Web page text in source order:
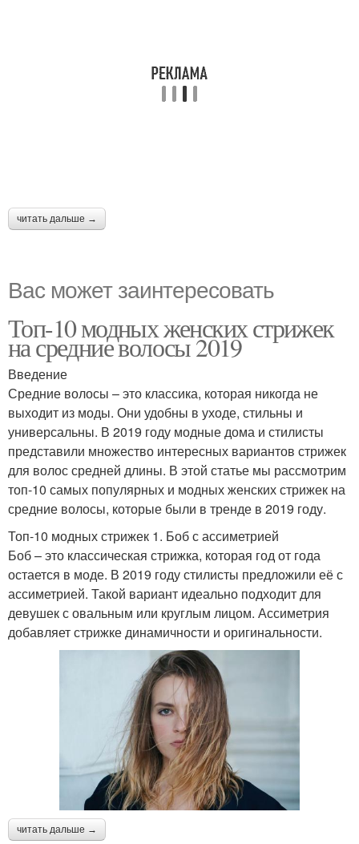
читать дальше →
Вас может заинтересовать
Топ-10 модных женских стрижек
на средние волосы 2019
Введение
Средние волосы – это классика, которая никогда не
выходит из моды. Они удобны в уходе, стильны и
универсальны. В 2019 году модные дома и стилисты
представили множество интересных вариантов стрижек
для волос средней длины. В этой статье мы рассмотрим
топ-10 самых популярных и модных женских стрижек на
средние волосы, которые были в тренде в 2019 году.
Топ-10 модных стрижек 1. Боб с ассиметрией
Боб – это классическая стрижка, которая год от года
остается в моде. В 2019 году стилисты предложили её с
ассиметрией. Такой вариант идеально подходит для
девушек с овальным или круглым лицом. Ассиметрия
добавляет стрижке динамичности и оригинальности.
читать дальше →